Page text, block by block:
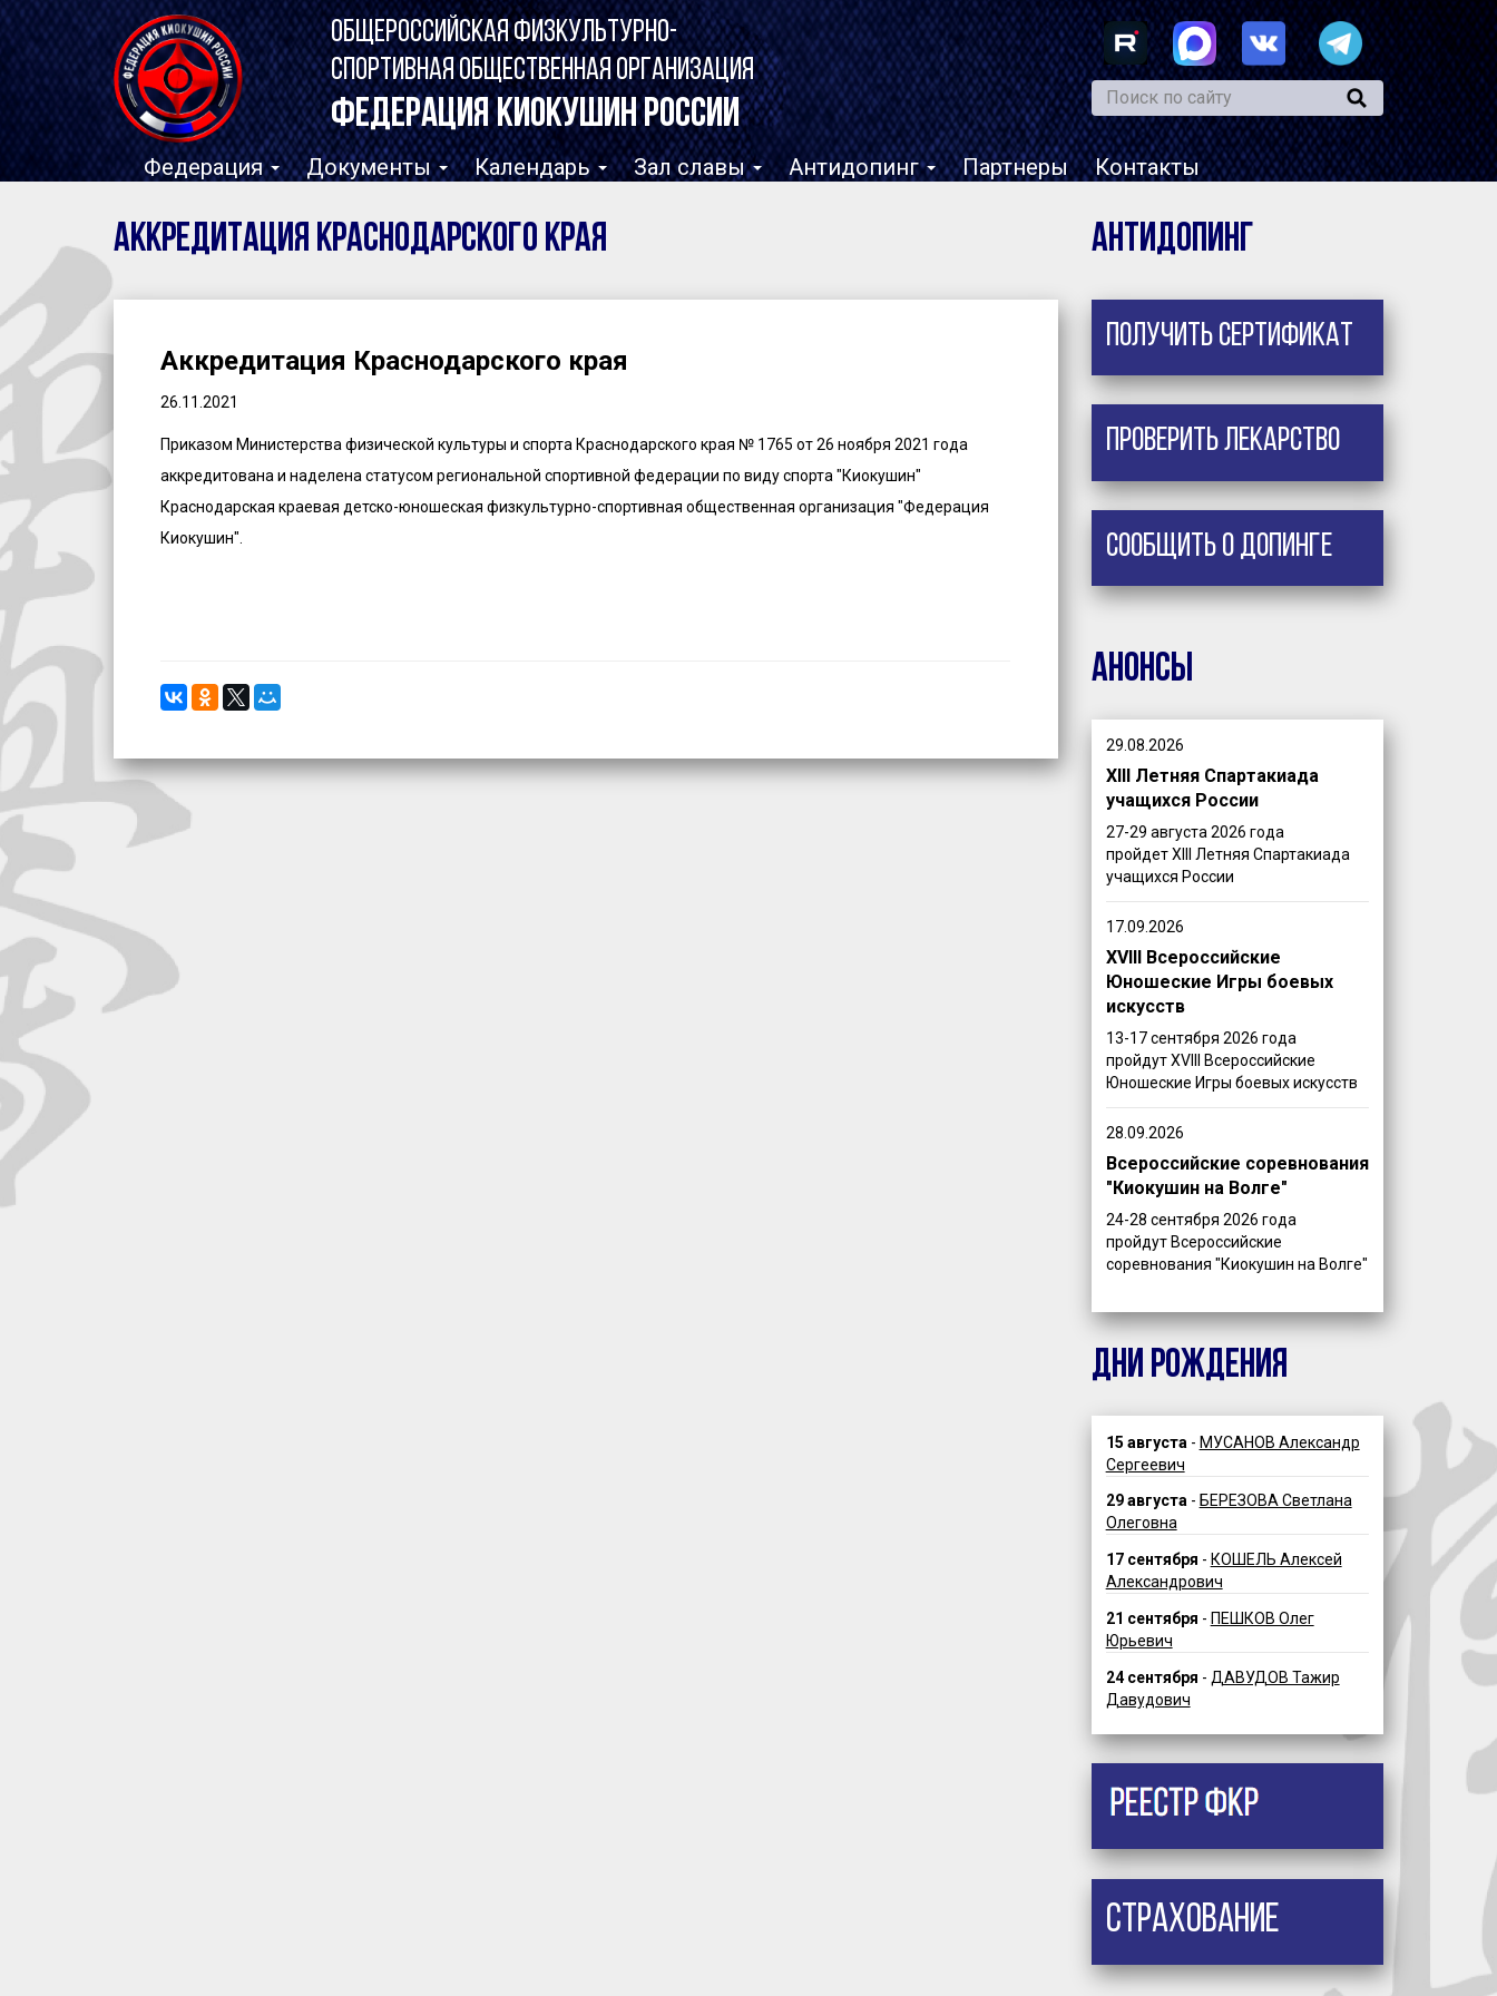
ОБЩЕРОССИЙСКАЯ ФИЗКУЛЬТУРНО-
СПОРТИВНАЯ ОБЩЕСТВЕННАЯ ОРГАНИЗАЦИЯ
ФЕДЕРАЦИЯ КИОКУШИН РОССИИ
Федерация Документы Календарь Зал славы Антидопинг Партнеры Контакты
Аккредитация Краснодарского края Антидопинг
Аккредитация Краснодарского края
26.11.2021
Приказом Министерства физической культуры и спорта Краснодарского края № 1765 от 26 ноября 2021 года
аккредитована и наделена статусом региональной спортивной федерации по виду спорта "Киокушин"
Краснодарская краевая детско-юношеская физкультурно-спортивная общественная организация "Федерация
Киокушин".
Получить сертификат
Проверить лекарство
Сообщить о допинге
Анонсы
29.08.2026
XIII Летняя Спартакиада
учащихся России
27-29 августа 2026 года
пройдет XIII Летняя Спартакиада
учащихся России
17.09.2026
XVIII Всероссийские
Юношеские Игры боевых
искусств
13-17 сентября 2026 года
пройдут XVIII Всероссийские
Юношеские Игры боевых искусств
28.09.2026
Всероссийские соревнования
"Киокушин на Волге"
24-28 сентября 2026 года
пройдут Всероссийские
соревнования "Киокушин на Волге"
ДНИ РОЖДЕНИЯ
15 августа - МУСАНОВ Александр
Сергеевич
29 августа- БЕРЕЗОВА Светлана
Олеговна
17 сентября - КОШЕЛЬ Алексей
Александрович
21 сентября - ПЕШКОВ Олег
Юрьевич
24 сентября - ДАВУДОВ Тажир
Давудович
Страхование